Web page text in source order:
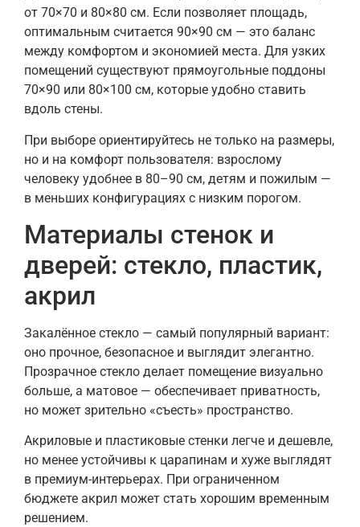
от 70×70 и 80×80 см. Если позволяет площадь,
оптимальным считается 90×90 см — это баланс
между комфортом и экономией места. Для узких
помещений существуют прямоугольные поддоны
70×90 или 80×100 см, которые удобно ставить
вдоль стены.
При выборе ориентируйтесь не только на размеры,
но и на комфорт пользователя: взрослому
человеку удобнее в 80–90 см, детям и пожилым —
в меньших конфигурациях с низким порогом.
Материалы стенок и
дверей: стекло, пластик,
акрил
Закалённое стекло — самый популярный вариант:
оно прочное, безопасное и выглядит элегантно.
Прозрачное стекло делает помещение визуально
больше, а матовое — обеспечивает приватность,
но может зрительно «съесть» пространство.
Акриловые и пластиковые стенки легче и дешевле,
но менее устойчивы к царапинам и хуже выглядят
в премиум-интерьерах. При ограниченном
бюджете акрил может стать хорошим временным
решением.